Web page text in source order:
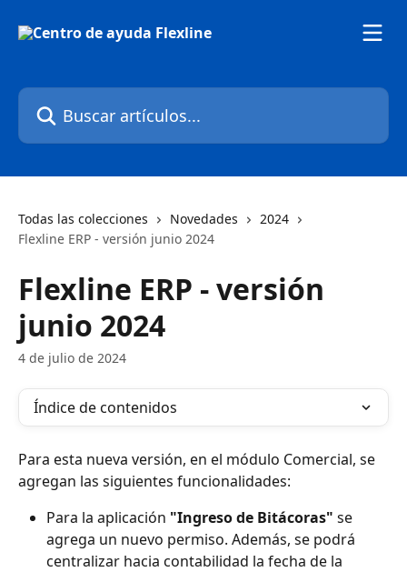
Buscar artículos...
Todas las colecciones Novedades
2024
Flexline ERP - versión junio 2024
Flexline ERP - versión
junio 2024
4 de julio de 2024
Índice de contenidos
Para esta nueva versión, en el módulo Comercial, se
agregan las siguientes funcionalidades:
Para la aplicación "Ingreso de Bitácoras" se
agrega un nuevo permiso. Además, se podrá
centralizar hacia contabilidad la fecha de la